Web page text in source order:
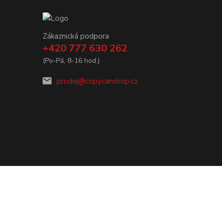
Zákaznická podpora
+420 777 630 262
(Po-Pá, 8-16 hod.)
prodej@copycanshop.cz